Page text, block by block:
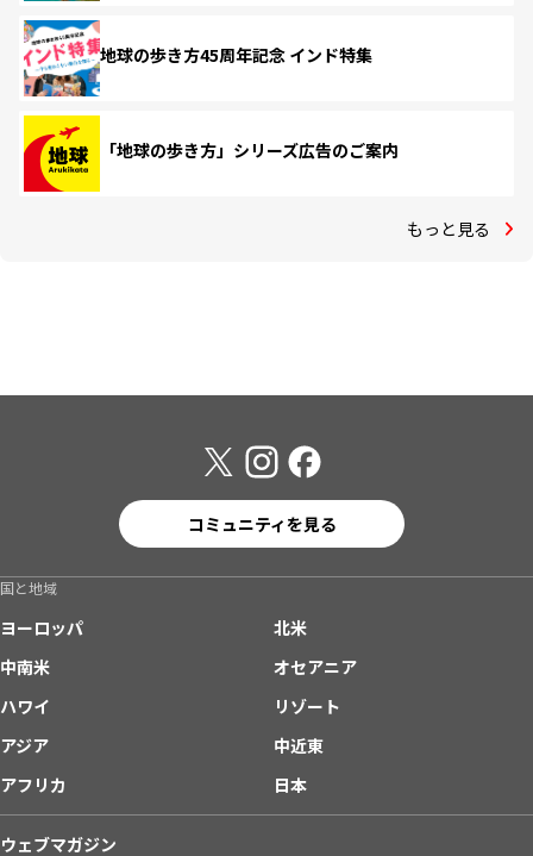
地球の歩き方45周年記念 インド特集
「地球の歩き方」シリーズ広告のご案内
もっと見る
コミュニティを見る
国と地域
ヨーロッパ
北米
中南米
オセアニア
ハワイ
リゾート
アジア
中近東
アフリカ
日本
ウェブマガジン